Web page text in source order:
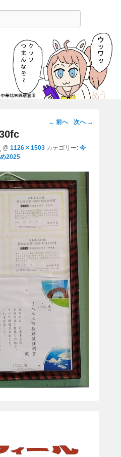
華端末隔離倉庫
バーを消してくれたサイトです。
画
シ
ョ
ン
← 前へ 次へ →
@ 1126 × 1503 カテゴリー: 今
2025